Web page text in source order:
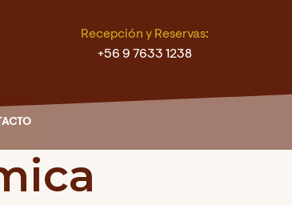
Recepción y Reservas:
+56 9 7633 1238